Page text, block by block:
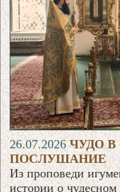
26.07.2026ЧУДО В
ПОСЛУШАНИЕ
Из проповеди
истории о